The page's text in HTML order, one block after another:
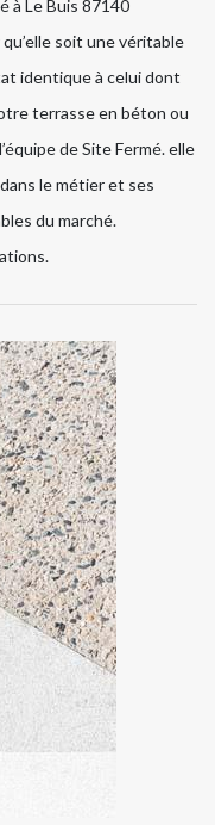
à Le Buis 87140
soit une véritable
identique à celui dont
terrasse en béton ou
de Site Fermé. elle
le métier et ses
du marché.